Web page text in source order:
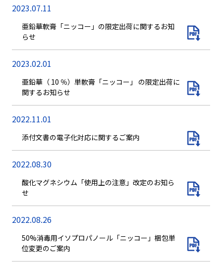
2023.07.11
亜鉛華軟膏「ニッコー」の限定出荷に関するお知
らせ
2023.02.01
亜鉛華（ 10 ％）単軟膏「ニッコー」 の限定出荷に
関するお知らせ
2022.11.01
添付文書の電子化対応に関するご案内
2022.08.30
酸化マグネシウム「使用上の注意」改定のお知ら
せ
2022.08.26
50%消毒用イソプロパノール「ニッコー」梱包単
位変更のご案内